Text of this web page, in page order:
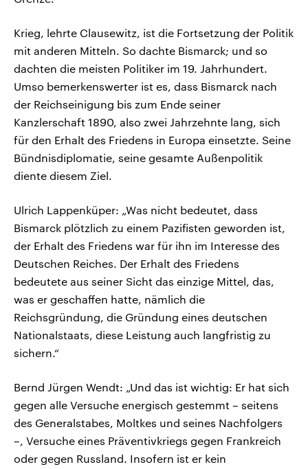
Krieg, lehrte Clausewitz, ist die Fortsetzung der Politik
mit anderen Mitteln. So dachte Bismarck; und so
dachten die meisten Politiker im 19. Jahrhundert.
Umso bemerkenswerter ist es, dass Bismarck nach
der Reichseinigung bis zum Ende seiner
Kanzlerschaft 1890, also zwei Jahrzehnte lang, sich
für den Erhalt des Friedens in Europa einsetzte. Seine
Bündnisdiplomatie, seine gesamte Außenpolitik
diente diesem Ziel.
Ulrich Lappenküper: „Was nicht bedeutet, dass
Bismarck plötzlich zu einem Pazifisten geworden ist,
der Erhalt des Friedens war für ihn im Interesse des
Deutschen Reiches. Der Erhalt des Friedens
bedeutete aus seiner Sicht das einzige Mittel, das,
was er geschaffen hatte, nämlich die
Reichsgründung, die Gründung eines deutschen
Nationalstaats, diese Leistung auch langfristig zu
sichern.“
Bernd Jürgen Wendt: „Und das ist wichtig: Er hat sich
gegen alle Versuche energisch gestemmt – seitens
des Generalstabes, Moltkes und seines Nachfolgers
–, Versuche eines Präventivkriegs gegen Frankreich
oder gegen Russland. Insofern ist er kein